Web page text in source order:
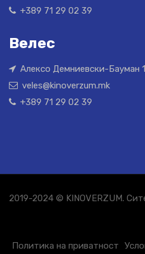
+389 71 29 02 39
Велес
Алексо Демниевски-Бауман
veles@kinoverzum.mk
+389 71 29 02 39
2019-2024 © KINOVERZUM.
Политика на приватност